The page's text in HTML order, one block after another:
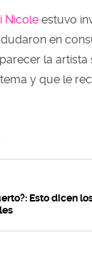
Nicole estuvo
en
la
y que le
Esto dicen